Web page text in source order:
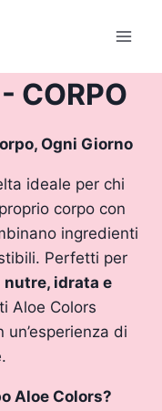
CORPO
Ogni Giorno
ideale per chi
corpo con
ingredienti
Perfetti per
nutre, idrata e
Aloe Colors
di
Aloe Colors?